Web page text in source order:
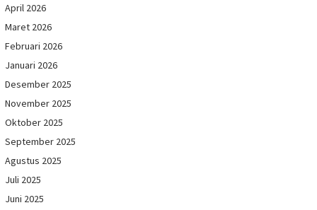
April 2026
Maret 2026
Februari 2026
Januari 2026
Desember 2025
November 2025
Oktober 2025
September 2025
Agustus 2025
Juli 2025
Juni 2025